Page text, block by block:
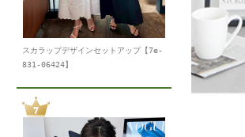
スカラップデザインセットアップ【7e-
831-06424】